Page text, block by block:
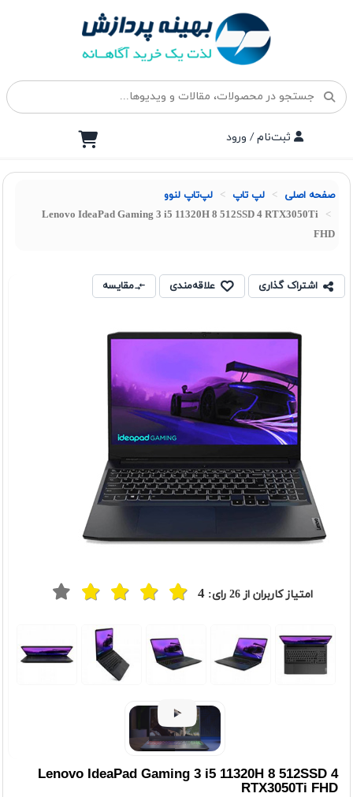
ثبت‌نام / ورود
صفحه اصلی لپ تاپ لپ‌تاپ لنوو
Lenovo IdeaPad Gaming 3 i5 11320H 8 512SSD 4 RTX3050Ti
FHD
اشتراک گذاری علاقه‌مندی مقایسه
امتیاز کاربران از26 رای: 4
Lenovo IdeaPad Gaming 3 i5 11320H 8 512SSD 4
RTX3050Ti FHD